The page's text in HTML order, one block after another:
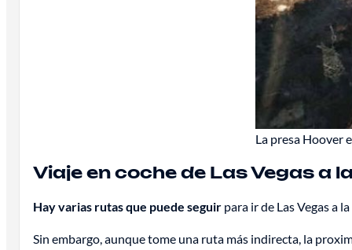
La presa Hoover
Viaje en coche de Las Vegas a
Hay varias rutas que puede seguirpara ir de Las Vegas a
Sin embargo, aunque tome una ruta más indirecta, la